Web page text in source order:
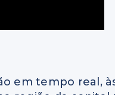
em tempo real,